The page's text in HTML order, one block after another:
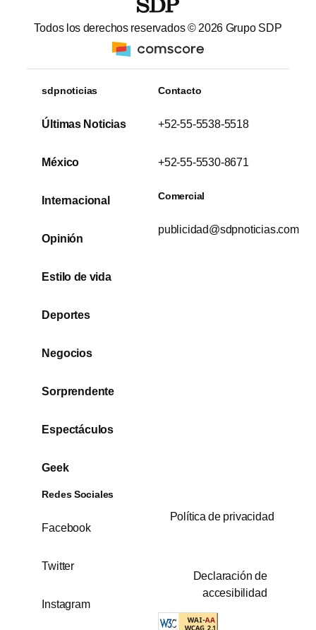
Todos los derechos reservados © 2026 Grupo SDP
sdpnoticias
Últimas Noticias
México
Internacional
Opinión
Estilo de vida
Deportes
Negocios
Sorprendente
Espectáculos
Geek
Contacto
+52-55-5538-5518
+52-55-5530-8671
Comercial
publicidad@sdpnoticias.com
Redes Sociales
Facebook
Twitter
Instagram
Política de privacidad
Declaración de
accesibilidad